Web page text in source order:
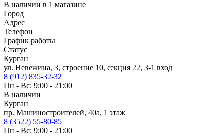
В наличии в 1 магазине
Город
Адрес
Телефон
График работы
Статус
Курган
ул. Невежина, 3, строение 10, секция 22, 3-1 вход
8 (912) 835-32-32
Пн - Вс: 9:00 - 21:00
В наличии
Курган
пр. Машиностроителей, 40а, 1 этаж
8 (3522) 55-80-85
Пн - Вс: 9:00 - 21:00